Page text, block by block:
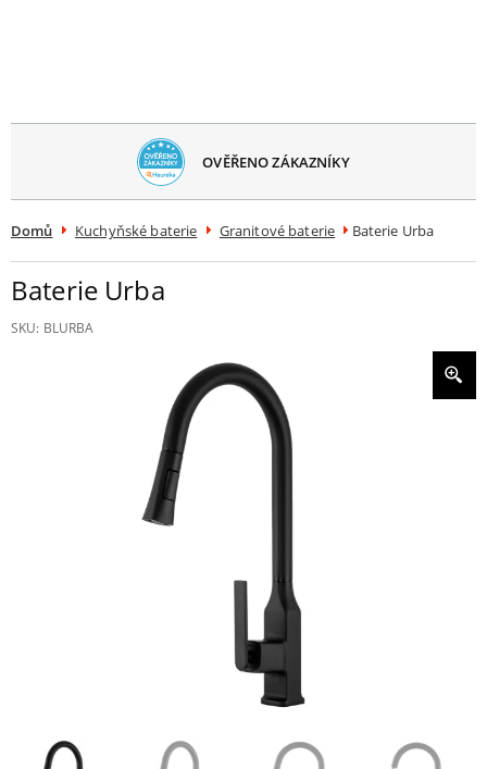
OVĚŘENO ZÁKAZNÍKY
Domů Kuchyňské baterie Granitové baterie Baterie Urba
Baterie Urba
SKU: BLURBA